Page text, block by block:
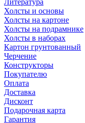
Литература
Холсты и основы
Холсты на картоне
Холсты на подрамнике
Холсты в наборах
Картон грунтованный
Черчение
Конструкторы
Покупателю
Оплата
Доставка
Дисконт
Подарочная карта
Гарантия